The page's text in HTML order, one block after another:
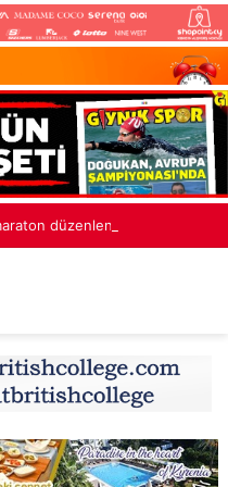
düzenleniyor